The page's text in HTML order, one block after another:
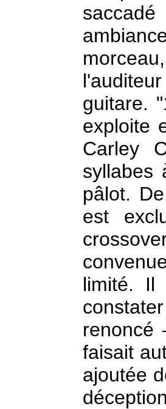
saccadé
guitare.
exploite
Carley
syllabes
pâlot.
est
limité. Il
renoncé
faisait
ajoutée